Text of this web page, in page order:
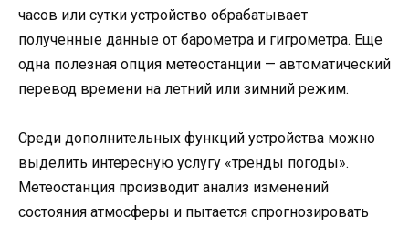
часов или сутки устройство обрабатывает
полученные данные от барометра и гигрометра. Еще
одна полезная опция метеостанции — автоматический
перевод времени на летний или зимний режим.
Среди дополнительных функций устройства можно
выделить интересную услугу «тренды погоды».
Метеостанция производит анализ изменений
состояния атмосферы и пытается спрогнозировать